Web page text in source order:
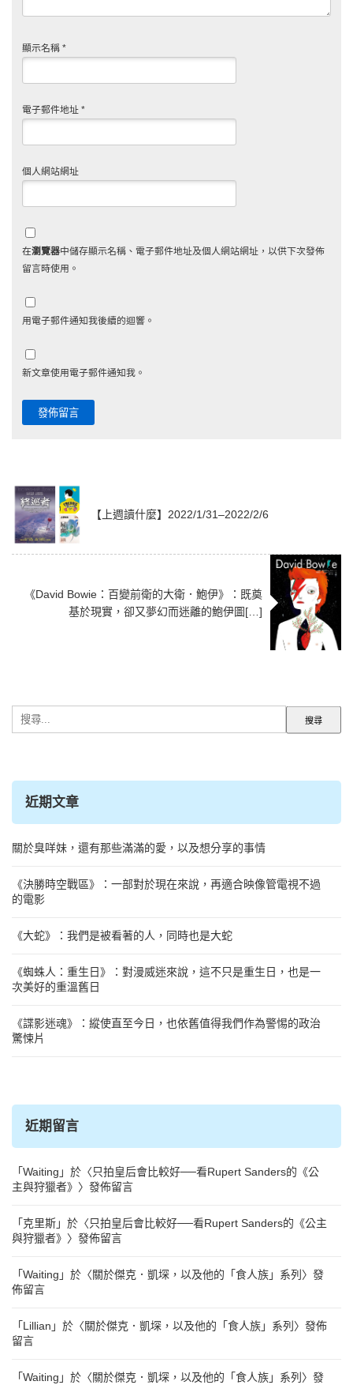
顯示名稱 *
電子郵件地址 *
個人網站網址
在瀏覽器中儲存顯示名稱、電子郵件地址及個人網站網址，以供下次發佈
留言時使用。
用電子郵件通知我後續的迴響。
新文章使用電子郵件通知我。
【上週讀什麼】2022/1/31–2022/2/6
《David Bowie：百變前衛的大衛．鮑伊》：既奠
基於現實，卻又夢幻而迷離的鮑伊圖[…]
尋
近期文章
關於臭咩妹，還有那些滿滿的愛，以及想分享的事情
《決勝時空戰區》：一部對於現在來說，再適合映像管電視不過
的電影
《大蛇》：我們是被看著的人，同時也是大蛇
《蜘蛛人：重生日》：對漫威迷來說，這不只是重生日，也是一
次美好的重溫舊日
《諜影迷魂》：縱使直至今日，也依舊值得我們作為警惕的政治
驚悚片
近期留言
「Waiting 」於〈只拍皇后會比較好──看Rupert Sanders的《公
主與狩獵者》 〉發佈留言
「 克里斯」於〈只拍皇后會比較好──看Rupert Sanders的《公主
與狩獵者》 〉發佈留言
「Waiting 」於〈關於傑克．凱堔，以及他的「食人族」系列 〉發
佈留言
「 Lillian 」於〈關於傑克．凱堔，以及他的「食人族」系列 〉發佈
留言
「Waiting 」於〈關於傑克．凱堔，以及他的「食人族」系列 〉發